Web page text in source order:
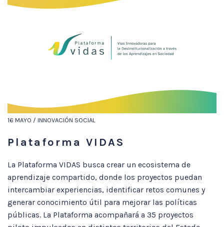
16 MAYO / INNOVACIÓN SOCIAL
Plataforma VIDAS
La Plataforma VIDAS busca crear un ecosistema de
aprendizaje compartido, donde los proyectos puedan
intercambiar experiencias, identificar retos comunes y
generar conocimiento útil para mejorar las políticas
públicas. La Plataforma acompañará a 35 proyectos